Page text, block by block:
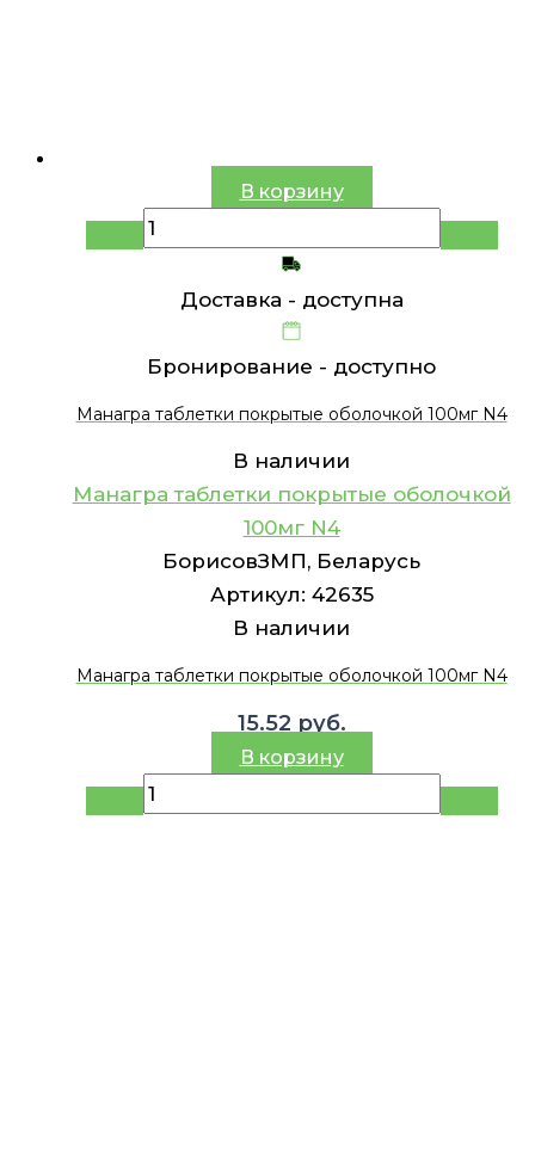
В корзину
Доставка - доступна
Бронирование - доступно
Манагра таблетки покрытые оболочкой 100мг N4
В наличии
Манагра таблетки покрытые оболочкой
100мг N4
БорисовЗМП, Беларусь
Артикул: 42635
В наличии
Манагра таблетки покрытые оболочкой 100мг N4
15.52 руб.
В корзину